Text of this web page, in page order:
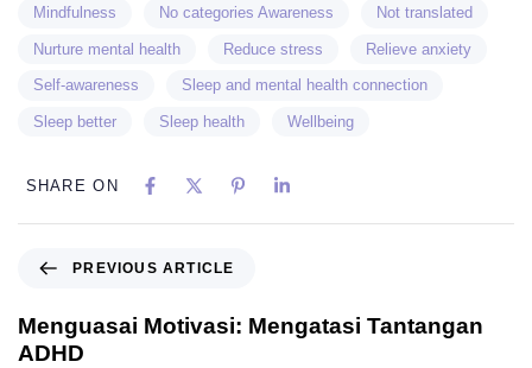
Mindfulness No categories Awareness Not translated
Nurture mental health Reduce stress Relieve anxiety
Self-awareness Sleep and mental health connection
Sleep better Sleep health Wellbeing
SHARE ON
PREVIOUS ARTICLE
Menguasai Motivasi: Mengatasi Tantangan
ADHD